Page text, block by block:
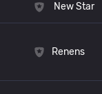
New Star
Renens